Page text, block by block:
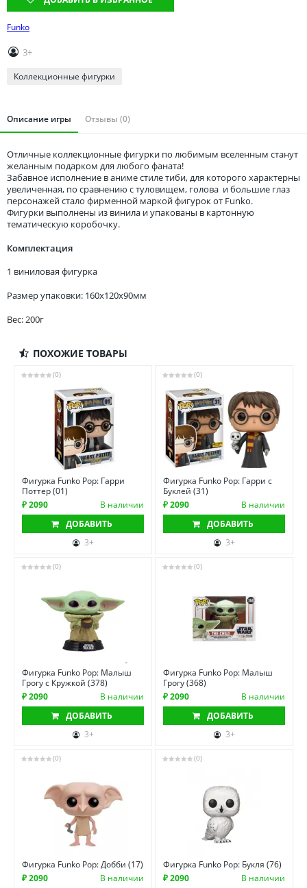
Томская область
Тюменская область
Funko
3+
Коллекционные фигурки
Описание игры Отзывы (0)
Отличные коллекционные фигурки по любимым вселенным станут
желанным подарком для любого фаната!
Забавное исполнение в аниме стиле тиби, для которого характерны
увеличенная, по сравнению с туловищем, голова и большие глаз
персонажей стало фирменной маркой фигурок от Funko.
Фигурки выполнены из винила и упакованы в картонную
тематическую коробочку.
Комплектация
1 виниловая фигурка
Размер упаковки: 160x120x90мм
Вес: 200г
ПОХОЖИЕ ТОВАРЫ
(0)
Фигурка Funko Pop: Гарри
Поттер (01)
₽ 2090
В наличии
ДОБАВИТЬ
3+
(0)
Фигурка Funko Pop: Гарри с
Буклей (31)
₽ 2090
В наличии
ДОБАВИТЬ
3+
(0)
Фигурка Funko Pop: Малыш
Грогу с Кружкой (378)
₽ 2090
В наличии
ДОБАВИТЬ
3+
(0)
Фигурка Funko Pop: Малыш
Грогу (368)
₽ 2090
В наличии
ДОБАВИТЬ
3+
(0)
Фигурка Funko Pop: Добби (17)
₽ 2090
В наличии
(0)
Фигурка Funko Pop: Букля (76)
₽ 2090
В наличии